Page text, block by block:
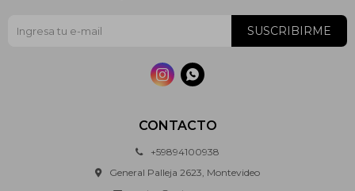
CONTACTO
+59894100938
General Palleja 2623, Montevideo
SUSCRIBIRME
 